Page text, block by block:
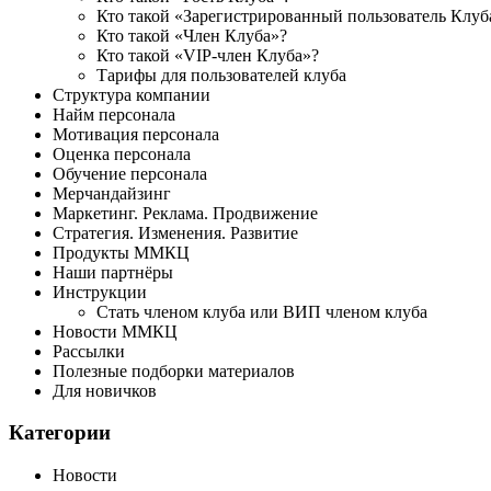
Кто такой «Зарегистрированный пользователь
Кто такой «Член Клуба»?
Кто такой «VIP-член Клуба»?
Тарифы для пользователей клуба
Структура компании
Найм персонала
Мотивация персонала
Оценка персонала
Обучение персонала
Мерчандайзинг
Маркетинг. Реклама. Продвижение
Стратегия. Изменения. Развитие
Продукты ММКЦ
Наши партнёры
Инструкции
Стать членом клуба или ВИП членом клуба
Новости ММКЦ
Рассылки
Полезные подборки материалов
Для новичков
Категории
Новости